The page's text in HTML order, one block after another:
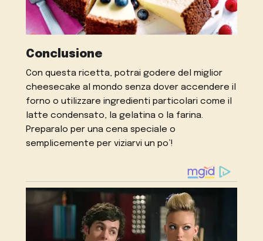
Conclusione
Con questa ricetta, potrai godere del miglior
cheesecake al mondo senza dover accendere il
forno o utilizzare ingredienti particolari come il
latte condensato, la gelatina o la farina.
Preparalo per una cena speciale o
semplicemente per viziarvi un po’!